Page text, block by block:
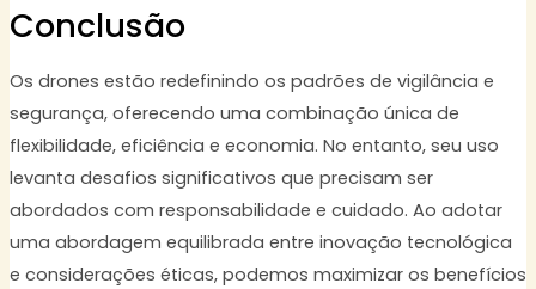
Conclusão
Os drones estão redefinindo os padrões de vigilância e
segurança, oferecendo uma combinação única de
flexibilidade, eficiência e economia. No entanto, seu uso
levanta desafios significativos que precisam ser
abordados com responsabilidade e cuidado. Ao adotar
uma abordagem equilibrada entre inovação tecnológica
e considerações éticas, podemos maximizar os benefícios